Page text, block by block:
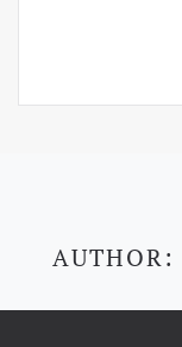
AUTHOR: